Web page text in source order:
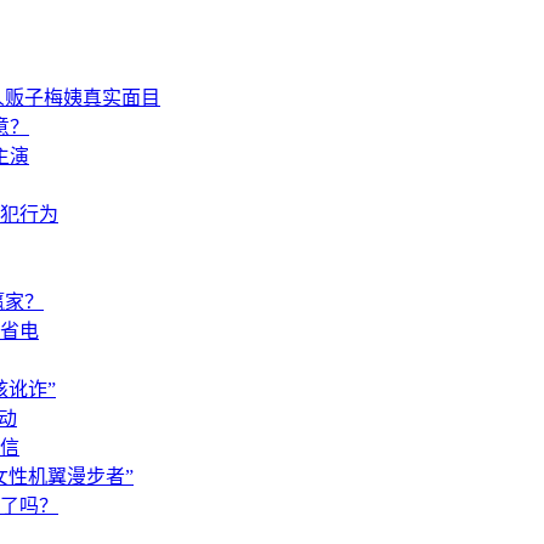
子梅姨真实面目
演
行为
？
电
讹诈”
性机翼漫步者”
吗？